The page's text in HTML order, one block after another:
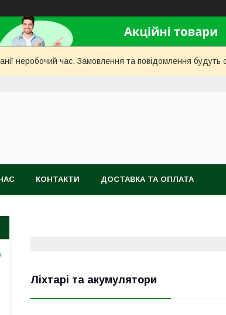
неробочий час. Замовлення та повідомлення
КОНТАКТИ ДОСТАВКА ТА ОПЛАТА
Ліхтарі та акумулятори